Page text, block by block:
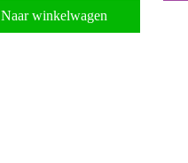
Naar winkelwagen